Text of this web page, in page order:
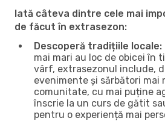
Iată câteva dintre cele mai
de făcut în extrasezon:
Descoperă tradițiile locale:
mai mari au loc de obicei în
vârf, extrasezonul include,
evenimente și sărbători mai
comunitate, cu mai puține
înscrie la un curs de gătit
pentru o experiență mai